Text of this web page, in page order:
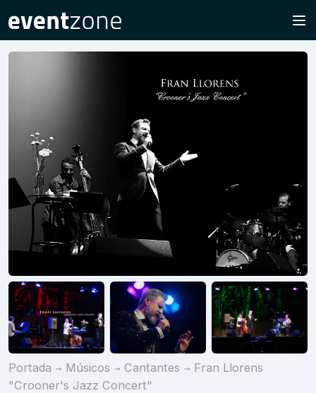
Portada Músicos Cantantes
Fran Llorens
"Crooner's Jazz Concert"